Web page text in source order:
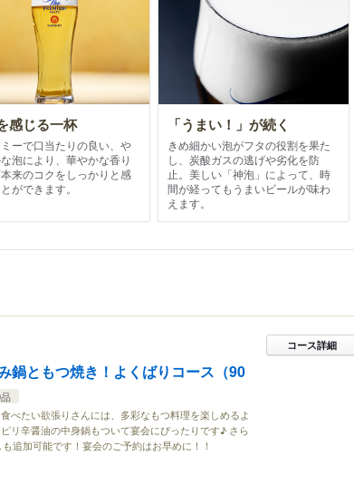
感じる一杯
ーで口当たりの良い、や
泡により、華やかな香り
来のコクをしっかりと感
ができます。
「うまい！」が続く
きめ細かい泡がフタの役割を果た
し、炭酸ガスの逃げや劣化を防
止。美しい「神泡」によって、時
間が経ってもうまいビールが味わ
えます。
ともつ焼き！よくばりコース（90
べたい欲張りさんには、多彩なもつ料理を楽しめるよ
リ辛醤油の中身鍋もついて宴会にぴったりです♪ さら
追加可能です！宴会のご予約はお早めに！！
コース詳細